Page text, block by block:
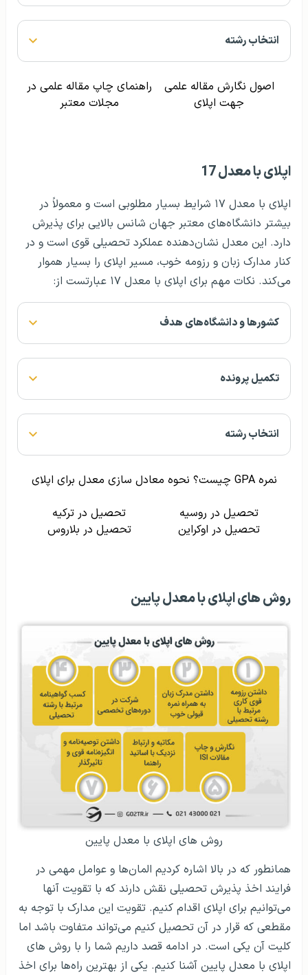
انتخاب رشته
اصول نگارش مقاله علمی
جهت اپلای
راهنمای چاپ مقاله علمی در
مجلات معتبر
اپلای با معدل 17
اپلای با معدل ۱۷ شرایط بسیار مطلوبی است و معمولاً در
بیشتر دانشگاه‌های معتبر جهان شانس بالایی برای پذیرش
دارد. این معدل نشان‌دهنده عملکرد تحصیلی قوی است و در
کنار مدارک زبان و رزومه خوب، مسیر اپلای را بسیار هموار
می‌کند. نکات مهم برای اپلای با معدل ۱۷ عبارتست از:
کشورها و دانشگاه‌های هدف
تکمیل پرونده
انتخاب رشته
نمره GPA چیست؟ نحوه معادل سازی معدل برای اپلای
تحصیل در روسیه
تحصیل در ترکیه
تحصیل در اوکراین
تحصیل در بلاروس
روش های اپلای با معدل پایین
روش های اپلای با معدل پایین
همانطور که در بالا اشاره کردیم المان‌ها و عوامل مهمی در
فرایند اخذ پذیرش تحصیلی نقش دارند که با تقویت آنها
می‌توانیم برای اپلای اقدام کنیم. تقویت این مدارک با توجه به
مقطعی که قرار در آن تحصیل کنیم می‌تواند متفاوت باشد اما
کلیت آن یکی است. در ادامه قصد داریم شما را با روش های
اپلای با معدل پایین آشنا کنیم. یکی از بهترین راه‌‌ها برای اخذ